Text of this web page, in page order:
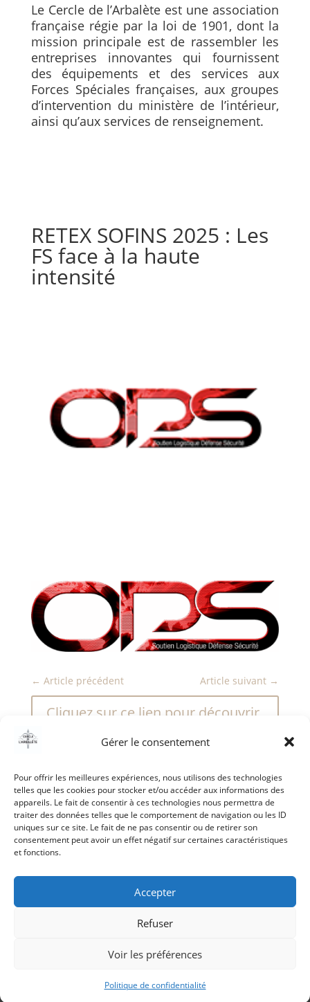
Gérer le consentement
Pour offrir les meilleures expériences, nous utilisons des technologies
telles que les cookies pour stocker et/ou accéder aux informations des
appareils. Le fait de consentir à ces technologies nous permettra de
traiter des données telles que le comportement de navigation ou les ID
uniques sur ce site. Le fait de ne pas consentir ou de retirer son
consentement peut avoir un effet négatif sur certaines caractéristiques
et fonctions.
Accepter
Refuser
Voir les préférences
Politique de confidentialité
Le Cercle de l’Arbalète est une association
française régie par la loi de 1901, dont la
mission principale est de rassembler les
entreprises innovantes qui fournissent
des équipements et des services aux
Forces Spéciales françaises, aux groupes
d’intervention du ministère de l’intérieur,
ainsi qu’aux services de renseignement.
RETEX SOFINS 2025 : Les
FS face à la haute
intensité
← Article précédent Article suivant →
Cliquez sur ce lien pour découvrir
Mentions Légales